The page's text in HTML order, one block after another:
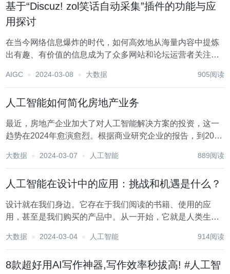
基于“Discuz! zol笑话自动采集”插件的功能与应
用探讨
在当今网络信息爆炸的时代，如何高效地从海量内容中提炼
出有趣、有价值的信息成为了众多网站和论坛运营者关注的
台，能够自动抓取并更新优质的笑话资源显得尤为重要。在
AIGC 2024-03-08 大数据 905阅读
人工智能如何简化房地产业务
最近，房地产企业加大了对人工智能解决方案的投资，这一
趋势在2024年愈演愈烈。根据商业研究企业的报告，到2024
前一年相比，复合年增长率为37.4%。 提高业务绩效和竞争
大数据 2024-03-07 人工智能 889阅读
人工智能在设计中的应用：挑战和机遇是什么？
设计就在我们身边。它存在于我们阅读的书籍、使用的应
用，甚至是我们购买的产品中。从一开始，它就是人类生活
到创造视觉上吸引人的印刷材料，再到现代，我们为数字平
大数据 2024-03-04 人工智能 914阅读
8款超好用AI写作神器,写作效率秒拔高! #人工智